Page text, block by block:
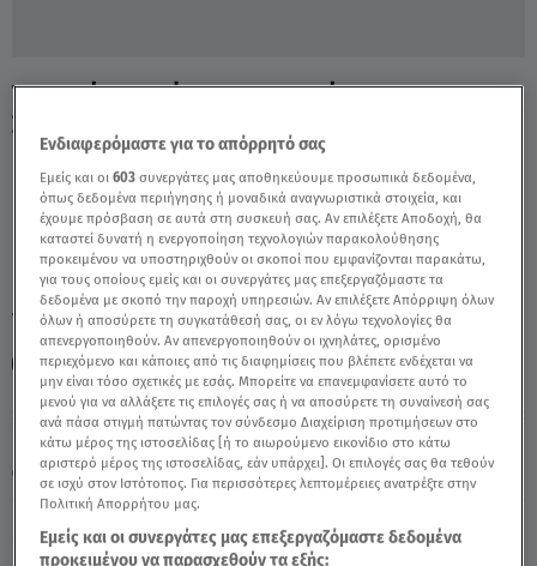
Παρασκευή 7 Αυγούστου 2026
14.02.25, 15:44 ΕΛΛΑΔΑ
Τραγικό Τροχαίο Στο Ευηνοχώρι -
Συγκλονίζουν Οι Συγγενείς - Video
TAGS: ΤΡΟΧΑΙΟ ΕΥΗΝΟΧΩΡΙ ΤΡΟΧΑΙΟ ΔΥΣΤΥΧΗΜΑ
ΑΛΗΘΕΙΕΣ ΜΕ ΤΗ ΖΗΝΑ
Ενδιαφερόμαστε για το απόρρητό σας
Εμείς και οι603 συνεργάτες μας αποθηκεύουμε προσωπικά δεδομένα,
όπως δεδομένα περιήγησης ή μοναδικά αναγνωριστικά στοιχεία, και
έχουμε πρόσβαση σε αυτά στη συσκευή σας. Αν επιλέξετε Αποδοχή, θα
καταστεί δυνατή η ενεργοποίηση τεχνολογιών παρακολούθησης
προκειμένου να υποστηριχθούν οι σκοποί που εμφανίζονται παρακάτω,
για τους οποίους εμείς και οι συνεργάτες μας επεξεργαζόμαστε τα
δεδομένα με σκοπό την παροχή υπηρεσιών. Αν επιλέξετε Απόρριψη όλων
όλων ή αποσύρετε τη συγκατάθεσή σας, οι εν λόγω τεχνολογίες θα
απενεργοποιηθούν. Αν απενεργοποιηθούν οι ιχνηλάτες, ορισμένο
περιεχόμενο και κάποιες από τις διαφημίσεις που βλέπετε ενδέχεται να
μην είναι τόσο σχετικές με εσάς. Μπορείτε να επανεμφανίσετε αυτό το
μενού για να αλλάξετε τις επιλογές σας ή να αποσύρετε τη συναίνεσή σας
ανά πάσα στιγμή πατώντας τον σύνδεσμο Διαχείριση προτιμήσεων στο
κάτω μέρος της ιστοσελίδας [ή το αιωρούμενο εικονίδιο στο κάτω
αριστερό μέρος της ιστοσελίδας, εάν υπάρχει]. Οι επιλογές σας θα τεθούν
σε ισχύ στον Ιστότοπος. Για περισσότερες λεπτομέρειες ανατρέξτε στην
Πολιτική Απορρήτου μας.
Εμείς και οι συνεργάτες μας επεξεργαζόμαστε δεδομένα
προκειμένου να παρασχεθούν τα εξής: